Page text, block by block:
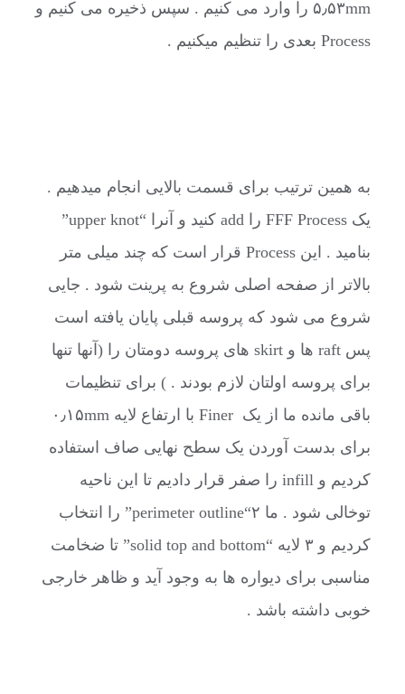
۵٫۵۳mm را وارد می کنیم . سپس ذخیره می کنیم و
Process بعدی را تنظیم میکنیم .
به همین ترتیب برای قسمت بالایی انجام میدهیم .
یک FFF Process را add کنید و آنرا “upper knot”
بنامید . این Process قرار است که چند میلی متر
بالاتر از صفحه اصلی شروع به پرینت شود . جایی
شروع می شود که پروسه قبلی پایان یافته است
پس raft ها و skirt های پروسه دومتان را (آنها تنها
برای پروسه اولتان لازم بودند . ) برای تنظیمات
باقی مانده ما از یک Finer با ارتفاع لایه ۰٫۱۵mm
برای بدست آوردن یک سطح نهایی صاف استفاده
کردیم و infill را صفر قرار دادیم تا این ناحیه
توخالی شود . ما ۲“perimeter outline” را انتخاب
کردیم و ۳ لایه “solid top and bottom” تا ضخامت
مناسبی برای دیواره ها به وجود آید و ظاهر خارجی
خوبی داشته باشد .